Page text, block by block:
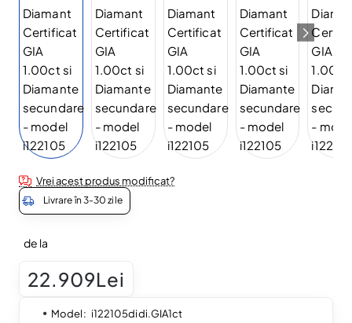
Vrei acest produs modificat?
Livrare în 3-30 zile
de la
22.909Lei
Model: i122105didi.GIA1ct